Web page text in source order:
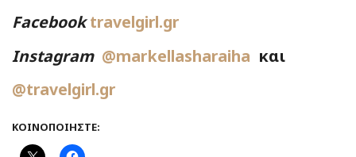
Facebook travelgirl.gr
Instagram @markellasharaiha και
@travelgirl.gr
ΚΟΙΝΟΠΟΙΉΣΤΕ: